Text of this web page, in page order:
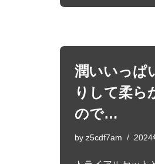
潤いいっぱ
りして柔ら
ので…
by z5cdf7am 2024